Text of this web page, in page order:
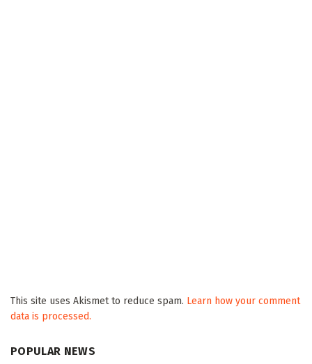
This site uses Akismet to reduce spam. Learn how your comment
data is processed.
POPULAR NEWS